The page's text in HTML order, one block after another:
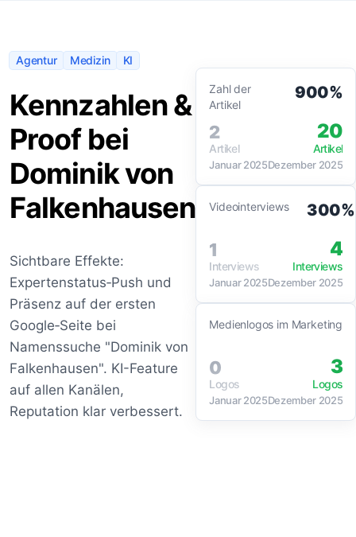
Agentur Medizin KI
Kennzahlen &
Proof bei
Dominik von
Falkenhausen
Sichtbare Effekte:
Expertenstatus‑Push und
Präsenz auf der ersten
Google‑Seite bei
Namenssuche "Dominik von
Falkenhausen". KI-Feature
auf allen Kanälen,
Reputation klar verbessert.
Zahl der
Artikel
900%
2
Artikel
Januar 2025
20
Artikel
Dezember 2025
Videointerviews 300%
1
Interviews
Januar 2025
4
Interviews
Dezember 2025
Medienlogos im Marketing
0
Logos
Januar 2025
3
Logos
Dezember 2025